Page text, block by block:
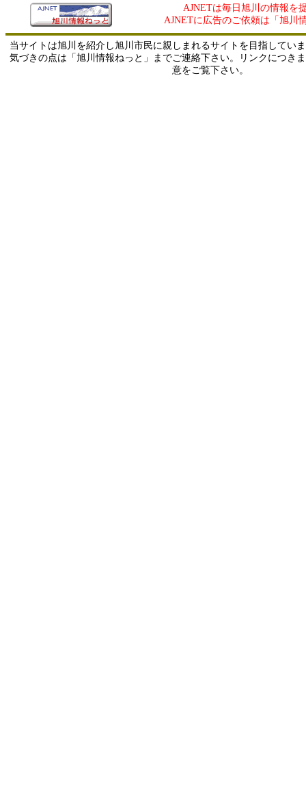
AJNETは毎日旭川の情報を
AJNETに広告のご依頼は「旭川
当サイトは旭川を紹介し旭川市民に親しまれるサイトを目指してい
気づきの点は「旭川情報ねっと」までご連絡下さい。リンクにつき
意をご覧下さい。